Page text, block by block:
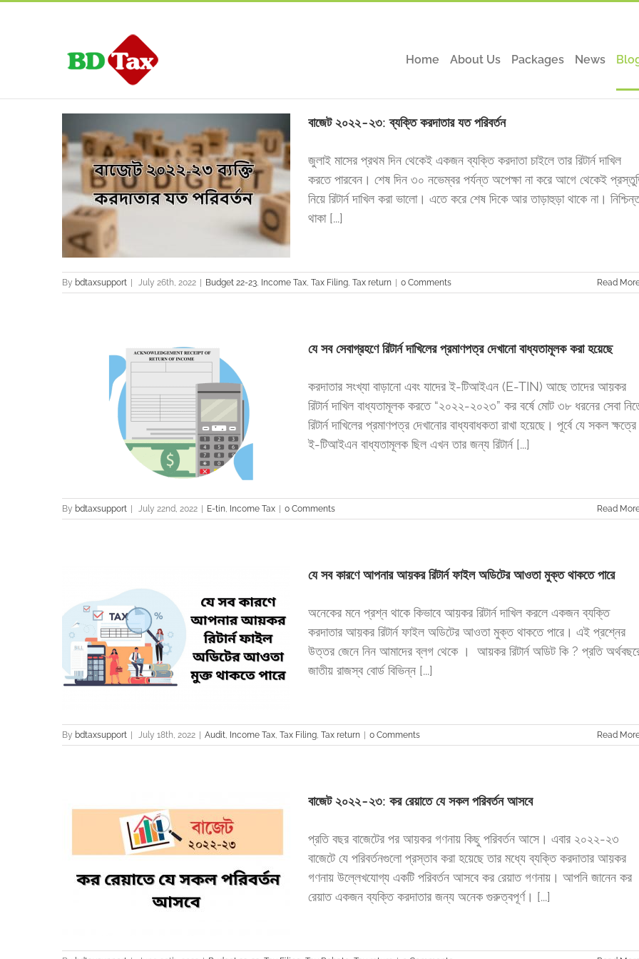
Home About Us Packages News
বাজেট ২০২২-২৩: ব্যক্তি করদাতার যত পরিবর্তন
জুলাই মাসের প্রথম দিন থেকেই একজন ব্যক্তি করদাতা চাইলে তার রিটার্ন দাখিল
করতে পারবেন। শেষ দিন ৩০ নভেম্বর পর্যন্ত অপেক্ষা না করে আগে থেকেই
নিয়ে রিটার্ন দাখিল করা ভালো। এতে করে শেষ দিকে আর তাড়াহুড়া থাকে না।
থাকা [...]
By bdtaxsupport July 26th, 2022 Budget 22-23, Income Tax, Tax Filing, Tax return 0 Comments Read
যে সব সেবাগ্রহণে রিটার্ন দাখিলের প্রমাণপত্র দেখানো বাধ্যতামূলক করা হয়েছে
করদাতার সংখ্যা বাড়ানো এবং যাদের ই-টিআইএন (E-TIN) আছে তাদের আয়কর
রিটার্ন দাখিল বাধ্যতামূলক করতে “২০২২-২০২৩” কর বর্ষে মোট ৩৮ ধরনের সেবা
রিটার্ন দাখিলের প্রমাণপত্র দেখানোর বাধ্যবাধকতা রাখা হয়েছে। পূর্বে যে সকল ক্ষত্রে
ই-টিআইএন বাধ্যতামূলক ছিল এখন তার জন্য রিটার্ন [...]
By bdtaxsupport July 22nd, 2022 E-tin, Income Tax 0 Comments Read
যে সব কারণে আপনার আয়কর রিটার্ন ফাইল অডিটের আওতা মুক্ত থাকতে পারে
অনেকের মনে প্রশ্ন থাকে কিভাবে আয়কর রিটার্ন দাখিল করলে একজন ব্যক্তি
করদাতার আয়কর রিটার্ন ফাইল অডিটের আওতা মুক্ত থাকতে পারে। এই প্রশ্নের
উত্তর জেনে নিন আমাদের ব্লগ থেকে । আয়কর রিটার্ন অডিট কি ? প্রতি
জাতীয় রাজস্ব বোর্ড বিভিন্ন [...]
By bdtaxsupport July 18th, 2022 Audit, Income Tax, Tax Filing, Tax return 0 Comments Read
বাজেট ২০২২-২৩: কর রেয়াতে যে সকল পরিবর্তন আসবে
প্রতি বছর বাজেটের পর আয়কর গণনায় কিছু পরিবর্তন আসে। এবার ২০২২-২৩
বাজেটে যে পরিবর্তনগুলো প্রস্তাব করা হয়েছে তার মধ্যে ব্যক্তি করদাতার আয়কর
গণনায় উল্লেখযোগ্য একটি পরিবর্তন আসবে কর রেয়াত গণনায়। আপনি জানেন কর
রেয়াত একজন ব্যক্তি করদাতার জন্য অনেক গুরুত্বপূর্ণ। [...]